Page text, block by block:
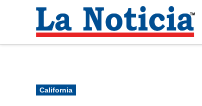
contenido
Publicado
en
California